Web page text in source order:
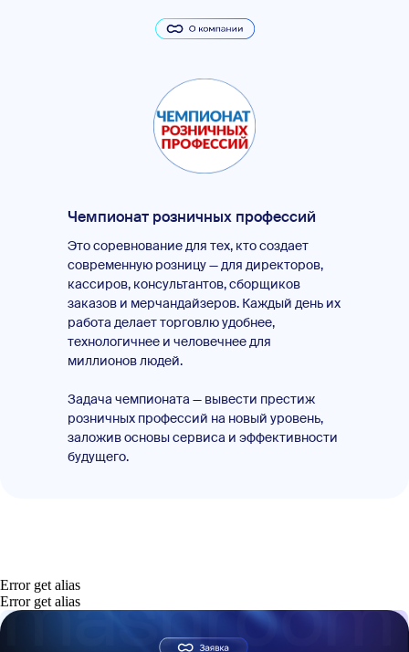
Чемпионат розничных профессий
Это соревнование для тех, кто создает
современную розницу — для директоров,
кассиров, консультантов, сборщиков
заказов и мерчандайзеров. Каждый день их
работа делает торговлю удобнее,
технологичнее и человечнее для
миллионов людей.
Задача чемпионата — вывести престиж
розничных профессий на новый уровень,
заложив основы сервиса и эффективности
будущего.
Error get alias
Error get alias